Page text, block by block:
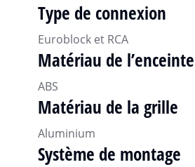
Type de connexion
Euroblock et RCA
Matériau de l’enceinte
ABS
Matériau de la grille
Aluminium
Système de montage